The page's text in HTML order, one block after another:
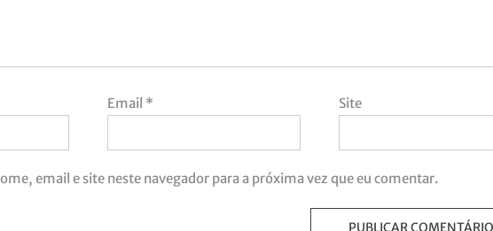
Email * Site
email e site neste navegador para a próxima vez que eu comentar.